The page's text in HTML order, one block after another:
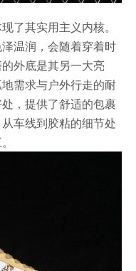
了其实用主义内核。
温润，会随着穿着时
外底是其另一大亮
需求与户外行走的耐
，提供了舒适的包裹
车线到胶粘的细节处